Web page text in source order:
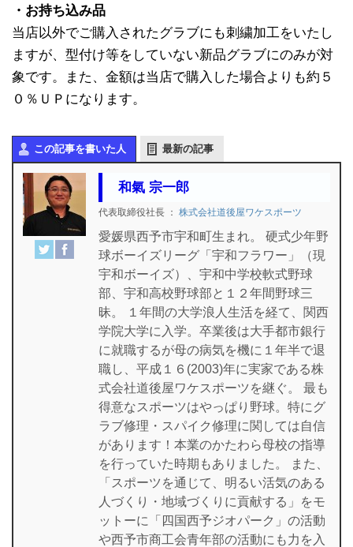
・お持ち込み品
当店以外でご購入されたグラブにも刺繍加工をいたし
ますが、型付け等をしていない新品グラブにのみが対
象です。また、金額は当店で購入した場合よりも約５
０％ＵＰになります。
この記事を書いた人 最新の記事
和氣 宗一郎
代表取締役社長 ： 株式会社道後屋ワケスポーツ
愛媛県西予市宇和町生まれ。 硬式少年野
球ボーイズリーグ「宇和フラワー」（現
宇和ボーイズ）、宇和中学校軟式野球
部、宇和高校野球部と１２年間野球三
昧。 １年間の大学浪人生活を経て、関西
学院大学に入学。卒業後は大手都市銀行
に就職するが母の病気を機に１年半で退
職し、平成１６(2003)年に実家である株
式会社道後屋ワケスポーツを継ぐ。 最も
得意なスポーツはやっぱり野球。特にグ
ラブ修理・スパイク修理に関しては自信
があります！本業のかたわら母校の指導
を行っていた時期もありました。 また、
「スポーツを通じて、明るい活気のある
人づくり・地域づくりに貢献する」をモ
ットーに「四国西予ジオパーク」の活動
や西予市商工会青年部の活動にも力を入